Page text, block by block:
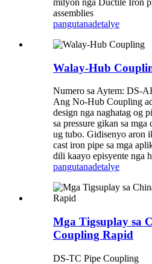
assemblies
pangutanadetalye
Walay-Hub
Numero sa Aytem: DS-
Ang No-Hub Coupling
design nga naghatag og
sa pressure gikan sa mga
ug tubo. Gidisenyo aron
cast iron pipe sa mga
dili kaayo episyente nga
pangutanadetalye
Mga Tigsuplay sa
Coupling Rapid
DS-TC Pipe Coupling